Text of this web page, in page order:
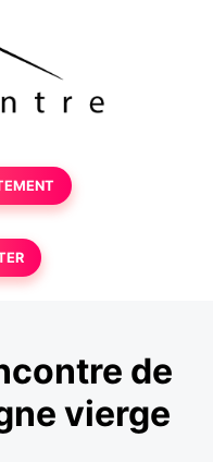
de
vierge